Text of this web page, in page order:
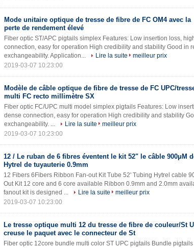
Mode unitaire optique de tresse de fibre de FC OM4 avec la
perte de rendement élevé
Fiber optic ST/APC pigtails simplex Features: Low insertion loss,
connection, easy for operation High credibility and stability Good in
exchangeability. Application...
Lire la suite
meilleur prix
2019-03-07 10:23:00
Modèle de câble optique de fibre de tresse de FC UPC/
multi FC recto millimètre SX
Fiber optic FC/UPC multi model simplex pigtails Features: Low
dense connection, easy for operation High credibility and stability
exchangeability. ...
Lire la suite
meilleur prix
2019-03-07 10:23:00
12 / Le ruban de 6 fibres éventent le kit 52" le câble 900μM
Hytrel de tuyauterie 0.9mm
12 Fibers 6Fibers Ribbon Fan-out Kit Tube 52' Tubing Hytrel cable
Out Kit 12 core and 6 core available Ribbon 0.9mm and 2.0mm
fanout kit is designed ...
Lire la suite
meilleur prix
2019-03-07 10:23:00
Le tresse optique multi 12 du tresse de fibre de couleur/St
creuse le paquet avec le connecteur de St
Fiber optic 12core bundle multi color ST UPC pigtails Bundle